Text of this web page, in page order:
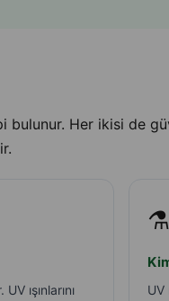
bulunur. Her ikisi de
ışınlarını
⚗️
UV